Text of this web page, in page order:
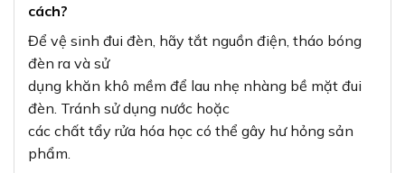
cách?
Để vệ sinh đui đèn, hãy tắt nguồn điện, tháo bóng
đèn ra và sử
dụng khăn khô mềm để lau nhẹ nhàng bề mặt đui
đèn. Tránh sử dụng nước hoặc
các chất tẩy rửa hóa học có thể gây hư hỏng sản
phẩm.